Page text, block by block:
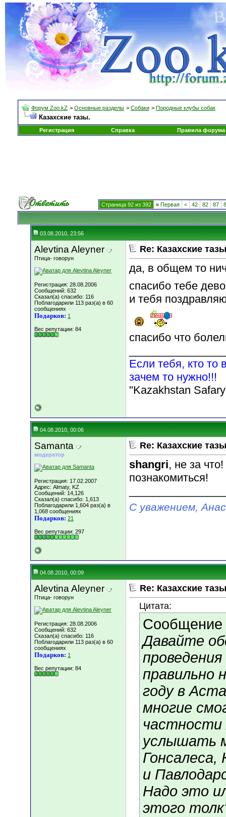
Форум Zoo.kZ > Основные разделы > Собаки > Породные клубы собак
Казахские тазы.
Регистрация Справка Правила форума
Страница 92 из 392 « Первая < 42 82 87
03.08.2010, 23:56
Alevtina Aleyner
Птица- говорун
Регистрация: 28.08.2006
Сообщений: 632
Сказал(а) спасибо: 116
Поблагодарили 113 раз(а) в 60
сообщениях
Подарков: 1
Вес репутации: 84
Re: Казахские
да, в общем то
спасибо тебе
и тебя
спасибо что
Если тебя, кто то
зачем то нужно!!!
"Kazakhstan
04.08.2010, 00:06
Samanta
модератор
Регистрация: 17.02.2007
Адрес: Almaty, KZ
Сообщений: 14,126
Сказал(а) спасибо: 1,613
Поблагодарили 1,604 раз(а) в
1,068 сообщениях
Подарков: 21
Вес репутации: 297
Re: Казахские
shangri, не за
познакомиться!
С уважением,
04.08.2010, 00:09
Alevtina Aleyner
Птица- говорун
Регистрация: 28.08.2006
Сообщений: 632
Сказал(а) спасибо: 116
Поблагодарили 113 раз(а) в 60
сообщениях
Подарков: 1
Вес репутации: 84
Re: Казахские
Цитата:
Сообщение
Давайте
правильно
году в
многие
частности
услышать
и
Надо это
этого